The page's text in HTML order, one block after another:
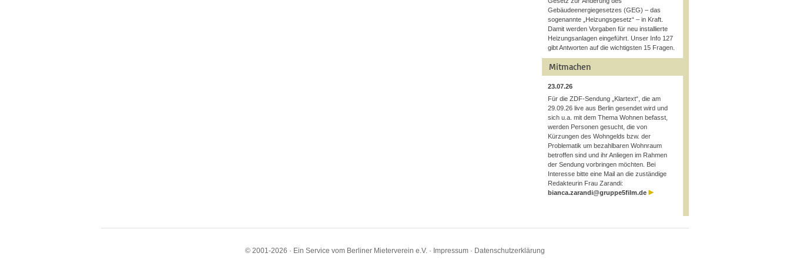
Gebäudeenergiegesetzes (GEG) – das
sogenannte „Heizungsgesetz“ – in Kraft.
Damit werden Vorgaben für neu installierte
Heizungsanlagen eingeführt. Unser Info 127
gibt Antworten auf die wichtigsten 15 Fragen.
Mitmachen
23.07.26
Für die ZDF-Sendung „Klartext“, die am
29.09.26 live aus Berlin gesendet wird und
sich u.a. mit dem Thema Wohnen befasst,
werden Personen gesucht, die von
Kürzungen des Wohngelds bzw. der
Problematik um bezahlbaren Wohnraum
betroffen sind und ihr Anliegen im Rahmen
der Sendung vorbringen möchten. Bei
Interesse bitte eine Mail an die zuständige
Redakteurin Frau Zarandi:
bianca.zarandi@gruppe5film.de
© 2001-2026 · Ein Service vom Berliner Mieterverein e.V. · Impressum · Datenschutzerklärung